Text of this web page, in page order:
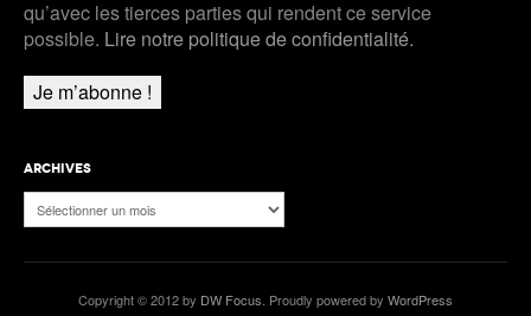
qu’avec les tierces parties qui rendent ce service
possible. Lire notre politique de confidentialité.
ARCHIVES
Archives
Copyright © 2012 by DW Focus . Proudly powered by WordPress